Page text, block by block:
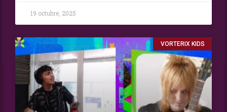
19 octubre, 2025
VORTERIX KIDS